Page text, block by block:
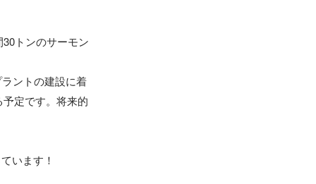
トンのサーモン
ントの建設に着
定です。将来的
います！